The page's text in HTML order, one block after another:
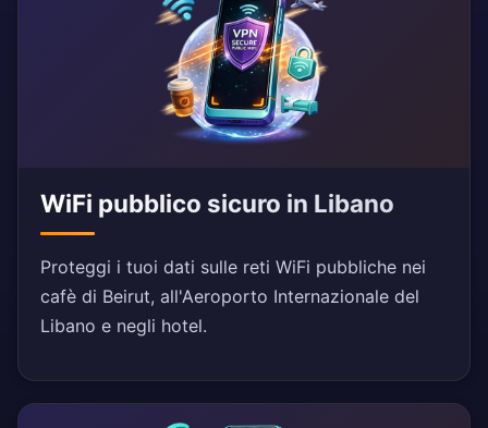
WiFi pubblico sicuro in Libano
Proteggi i tuoi dati sulle reti WiFi pubbliche nei
cafè di Beirut, all'Aeroporto Internazionale del
Libano e negli hotel.